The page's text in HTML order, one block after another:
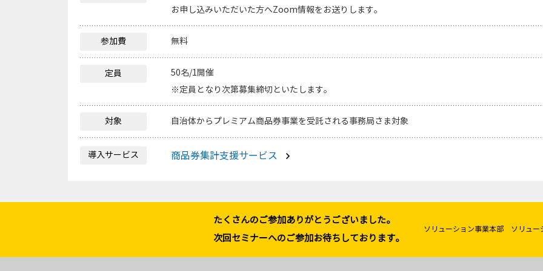
お申し込みいただいた方へZoom情報をお送りします。
参加費 無料
定員
50名/1開催
※定員となり次第募集締切といたします。
対象 自治体からプレミアム商品券事業を受託される事務局さま対象
導入サービス 商品券集計支援サービス
たくさんのご参加ありがとうございました。
次回セミナーへのご参加お待ちしております。
ソリューション事業本部 ソリュー